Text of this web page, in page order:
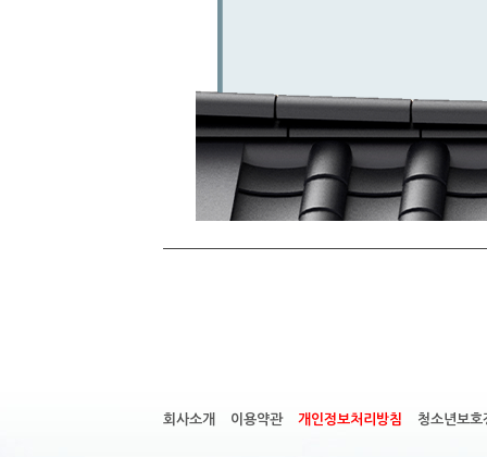
회사소개 이용약관 개인정보처리방침 청소년보호